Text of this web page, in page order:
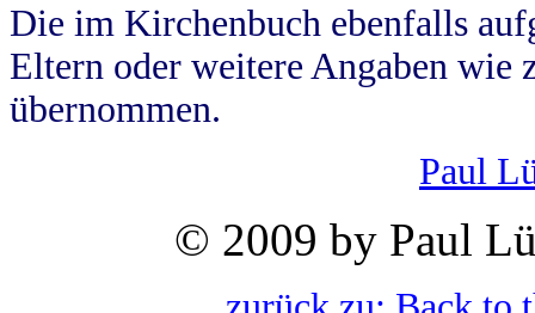
Die im Kirchenbuch ebenfalls
Eltern oder weitere Angaben wie
übernommen.
Paul
© 2009 by Paul